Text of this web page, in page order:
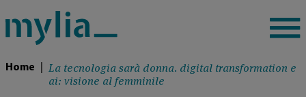
Home
La tecnologia sarà donna. digital transformation e
ai: visione al femminile